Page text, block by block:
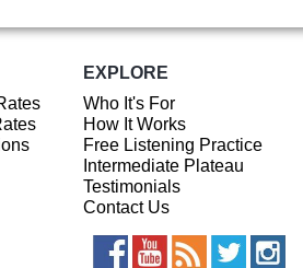
EXPLORE
Who It's For
How It Works
Free Listening Practice
Intermediate Plateau
Testimonials
Contact Us